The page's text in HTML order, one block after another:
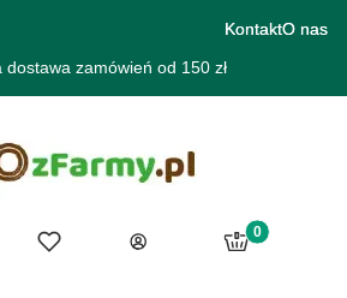
KontaktO nas
dostawa zamówień od 150 zł
Ulubione
Zaloguj się
Produkty w
Koszyk